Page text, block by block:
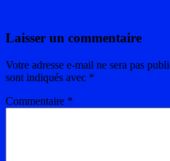
Laisser un commentaire
Votre adresse e-mail ne sera pas
sont indiqués avec *
Commentaire *